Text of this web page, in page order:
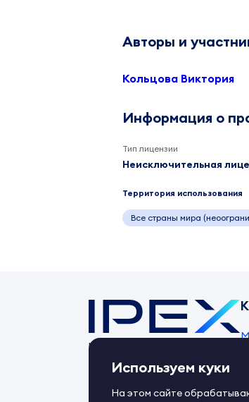
Авторы и
Кольцова Виктория
Информация о
Тип лицензии
Неисключительная
Территория использования
Все страны мира
Контент-маркет
Используем куки
На этом сайте